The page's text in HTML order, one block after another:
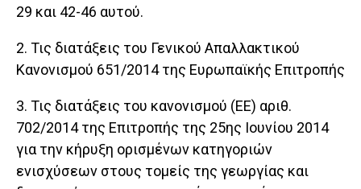
29 και 42-46 αυτού.
2. Τις διατάξεις του Γενικού Απαλλακτικού
Κανονισμού 651/2014 της Ευρωπαϊκής Επιτροπής
3. Τις διατάξεις του κανονισμού (ΕΕ) αριθ.
702/2014 της Επιτροπής της 25ης Ιουνίου 2014
για την κήρυξη ορισμένων κατηγοριών
ενισχύσεων στους τομείς της γεωργίας και